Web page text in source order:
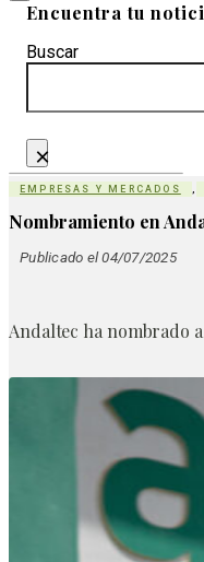
Encuentra tu
Buscar
×
EMPRESAS Y MERCADOS ,
Nombramiento en
Publicado el 04/07/2025
Andaltec ha nombrado